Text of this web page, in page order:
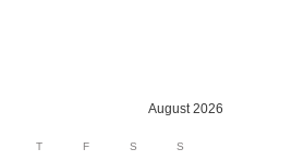
August 2026
T F S S